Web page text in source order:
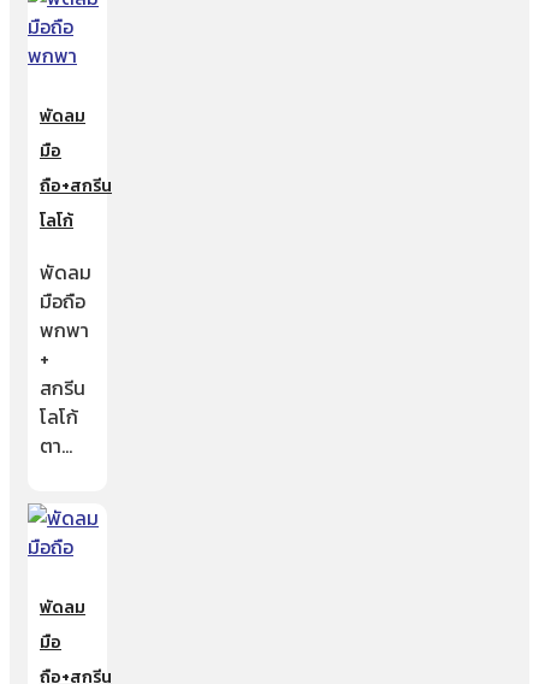
พัดลม
มือ
ถือ+สกรีน
โลโก้
พัดลม
มือถือ
พกพา
+
สกรีน
โลโก้
ตา…
พัดลม
มือ
ถือ+สกรีน